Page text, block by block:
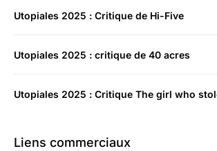
Utopiales 2025 : Critique de Hi-Five
Utopiales 2025 : critique de 40 acres
Utopiales 2025 : Critique The girl who
Liens commerciaux